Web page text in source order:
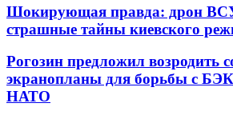
Шокирующая правда: дрон
страшные тайны киевского
Рогозин предложил возродить
экранопланы для борьбы с
НАТО